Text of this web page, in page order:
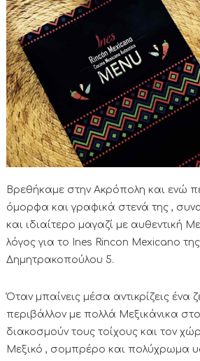
Βρεθήκαμε στην Ακρόπολη και ενώ
όμορφα και γραφικά στενά της ,
και ιδιαίτερο μαγαζί με αυθεντική
λόγος για το Ines Rincon Mexicano
Δημητρακοπούλου 5.
Όταν μπαίνεις μέσα αντικρίζεις ένα
περιβάλλον με πολλά Μεξικάνικα
διακοσμούν τους τοίχους και τον
Μεξικό , σομπρέρο και πολύχρωμα